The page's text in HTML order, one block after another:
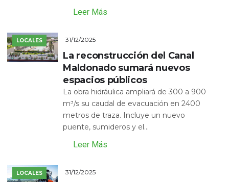
Leer Más
LOCALES 31/12/2025
La reconstrucción del Canal
Maldonado sumará nuevos
espacios públicos
La obra hidráulica ampliará de 300 a 900
m³/s su caudal de evacuación en 2400
metros de traza. Incluye un nuevo
puente, sumideros y el...
Leer Más
LOCALES 31/12/2025